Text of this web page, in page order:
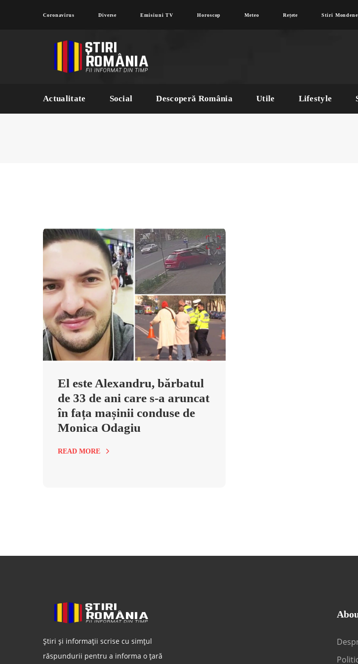
Coronavirus Diverse Emisiuni TV Horoscop Meteo Rețete Stiri Mondene
Actualitate Social Descoperă România Utile Lifestyle
El este Alexandru, bărbatul
de 33 de ani care s-a aruncat
în fața mașinii conduse de
Monica Odagiu
READ MORE
Știri și informații scrise cu simțul
răspundurii pentru a informa o țară